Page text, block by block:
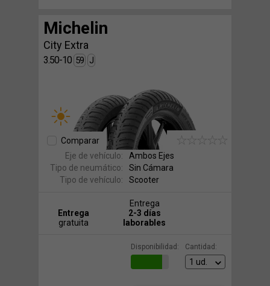
Michelin
City Extra
3.50-10 59 J
Comparar
Eje de vehículo:
Ambos Ejes
Tipo de neumático:
Sin Cámara
Tipo de vehículo:
Scooter
Entrega
gratuita
Entrega
2-3 días
laborables
Disponibilidad: Cantidad: